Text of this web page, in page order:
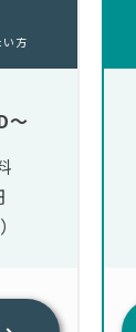
い方
〜